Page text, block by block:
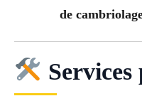
de
Services